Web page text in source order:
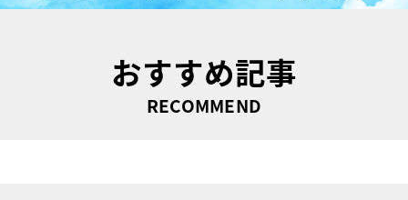
おすすめ記事
RECOMMEND